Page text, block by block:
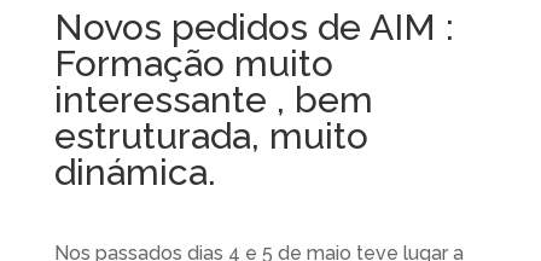
Novos pedidos de AIM :
Formação muito
interessante , bem
estruturada, muito
dinámica.
Nos passados dias 4 e 5 de maio teve lugar a